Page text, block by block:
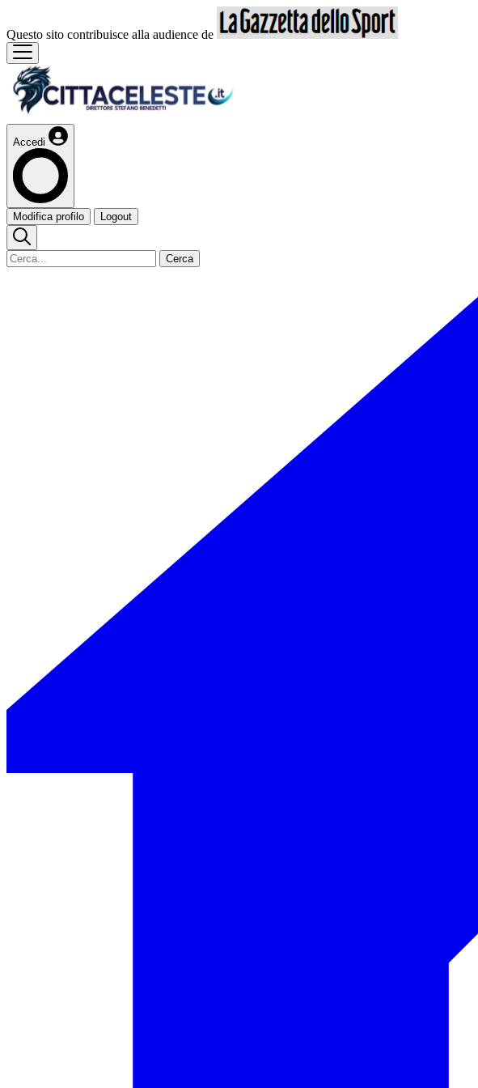
Questo sito contribuisce alla audience de
Accedi
Modifica profilo Logout
Cerca